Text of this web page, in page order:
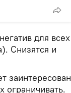
для всех
Снизятся и
заинтересован
ограничивать.